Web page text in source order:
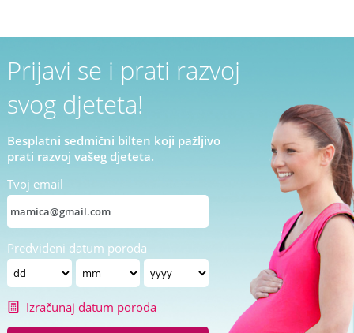
Prijavi se i prati razvoj
svog djeteta!
Besplatni sedmični bilten koji pažljivo
prati razvoj vašeg djeteta.
Tvoj email
Predviđeni datum poroda
Izračunaj datum poroda